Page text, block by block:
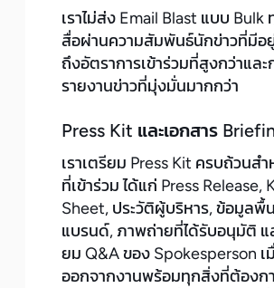
เราไม่ส่ง Email Blast แบบ
สื่อผ่านความสัมพันธ์นักข่าวที่มีอ
ถึงอัตราการเข้าร่วมที่สูงกว่าและ
รายงานข่าวที่มุ่งมั่นมากกว่า
Press Kit และเอกสาร
เราเตรียม Press Kit ครบถ้วนส
ที่เข้าร่วม ได้แก่ Press Release,
Sheet, ประวัติผู้บริหาร, ข้อมูลพื้
แบรนด์, ภาพถ่ายที่ได้รับอนุมัติ แ
ยม Q&A ของ Spokesperson เ
ออกจากงานพร้อมทุกสิ่งที่ต้องก